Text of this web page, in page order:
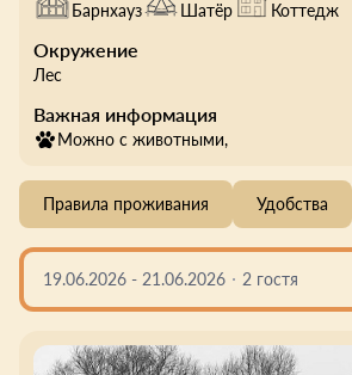
Барнхауз Шатёр Коттедж
Окружение
Лес
Важная информация
Можно с животными,
Правила проживания Удобства
19.06.2026 - 21.06.2026 2 гостя